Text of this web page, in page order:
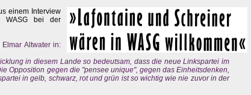
einem Interview
WASG bei der
Altwater in:
in diesem Lande so bedeutsam, dass die neue Linkspartei im
Opposition gegen die "pensee unique", gegen das Einheitsdenken,
in gelb, schwarz, rot und grün ist so wichtig wie nie zuvor in der